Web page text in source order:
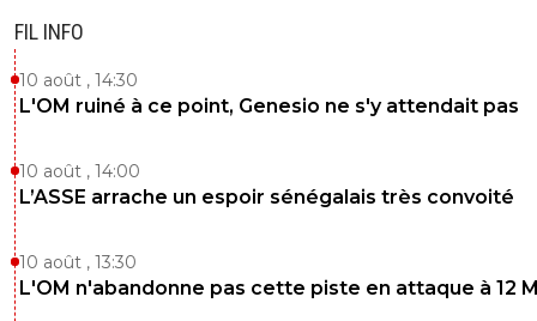
FIL INFO
10 août , 14:30
L'OM ruiné à ce point, Genesio ne s'y attendait pas
10 août , 14:00
L’ASSE arrache un espoir sénégalais très convoité
10 août , 13:30
L'OM n'abandonne pas cette piste en attaque à 12